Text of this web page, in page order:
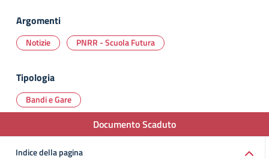
Argomenti
Notizie PNRR - Scuola Futura
Tipologia
Bandi e Gare
Documento Scaduto
Indice della pagina